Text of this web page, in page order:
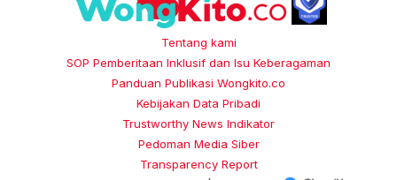
Tentang kami
SOP Pemberitaan Inklusif dan Isu Keberagaman
Panduan Publikasi Wongkito.co
Kebijakan Data Pribadi
Trustworthy News Indikator
Pedoman Media Siber
Transparency Report